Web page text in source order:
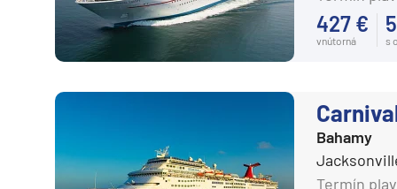
India
Japonsko
Austrália a Nový Zéland
Austrália a Nový Zéland
Afrika a Indický oceán
427 €
vnútorná s
Bahamy
Termín